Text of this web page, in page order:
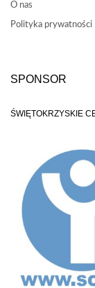
O nas
Polityka prywatności
SPONSOR
ŚWIĘTOKRZYSKIE